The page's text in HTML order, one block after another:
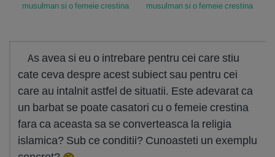
musulman si o femeie crestina
musulman si o femeie crestina
As avea si eu o intrebare pentru cei care stiu
cate ceva despre acest subiect sau pentru cei
care au intalnit astfel de situatii. Este adevarat ca
un barbat se poate casatori cu o femeie crestina
fara ca aceasta sa se converteasca la religia
islamica? Sub ce conditii? Cunoasteti un exemplu